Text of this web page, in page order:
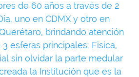
de 60 años a través de 2
uno en CDMX y otro en
brindando atención
esferas principales: Fisica,
sin olvidar la parte medular
la Institución que es la